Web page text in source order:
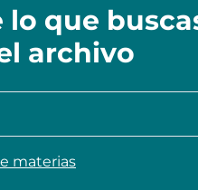
que
archivo
materias